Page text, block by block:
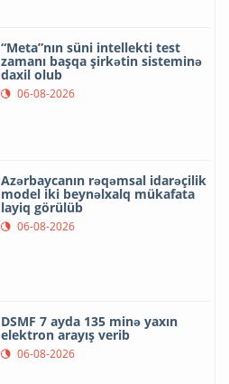
“Meta”nın süni intellekti test
zamanı başqa şirkətin sisteminə
daxil olub
06-08-2026
Azərbaycanın rəqəmsal idarəçilik
model iki beynəlxalq mükafata
layiq görülüb
06-08-2026
DSMF 7 ayda 135 minə yaxın
elektron arayış verib
06-08-2026